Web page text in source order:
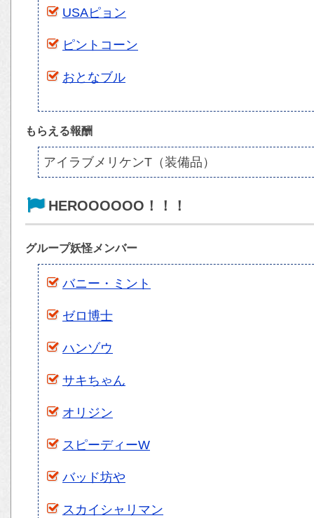
USAピョン
ピントコーン
おとなブル
もらえる報酬
アイラブメリケンT（装備品）
HEROOOOOO！！！
グループ妖怪メンバー
バニー・ミント
ゼロ博士
ハンゾウ
サキちゃん
オリジン
スピーディーW
バッド坊や
スカイシャリマン